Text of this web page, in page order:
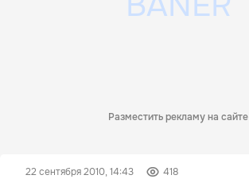
Разместить рекламу на сайте
22 сентября 2010, 14:43 418